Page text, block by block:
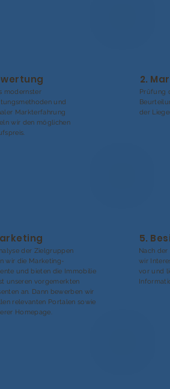
modernster
und
Markterfahrung
wir den möglichen
2.
Prüfung
der
der Zielgruppen
wir die Marketing-
und bieten die Immobilie
unseren vorgemerkten
an. Dann bewerben wir
relevanten Portalen sowie
Homepage.
5.
Nach
wir
vor und